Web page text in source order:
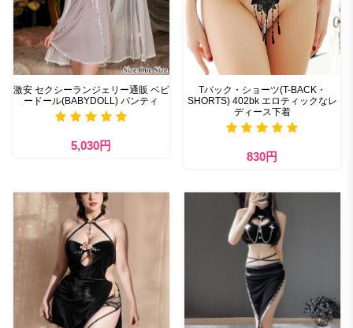
激安 セクシーランジェリー通販 ベビ
ードール(BABYDOLL) パンティ
5,030円
Tバック・ショーツ(T-BACK・
SHORTS) 402bk エロティックなレ
ディース下着
830円